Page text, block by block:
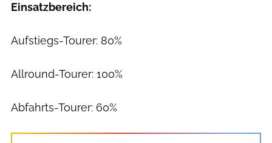
Einsatzbereich:
Aufstiegs-Tourer: 80%
Allround-Tourer: 100%
Abfahrts-Tourer: 60%